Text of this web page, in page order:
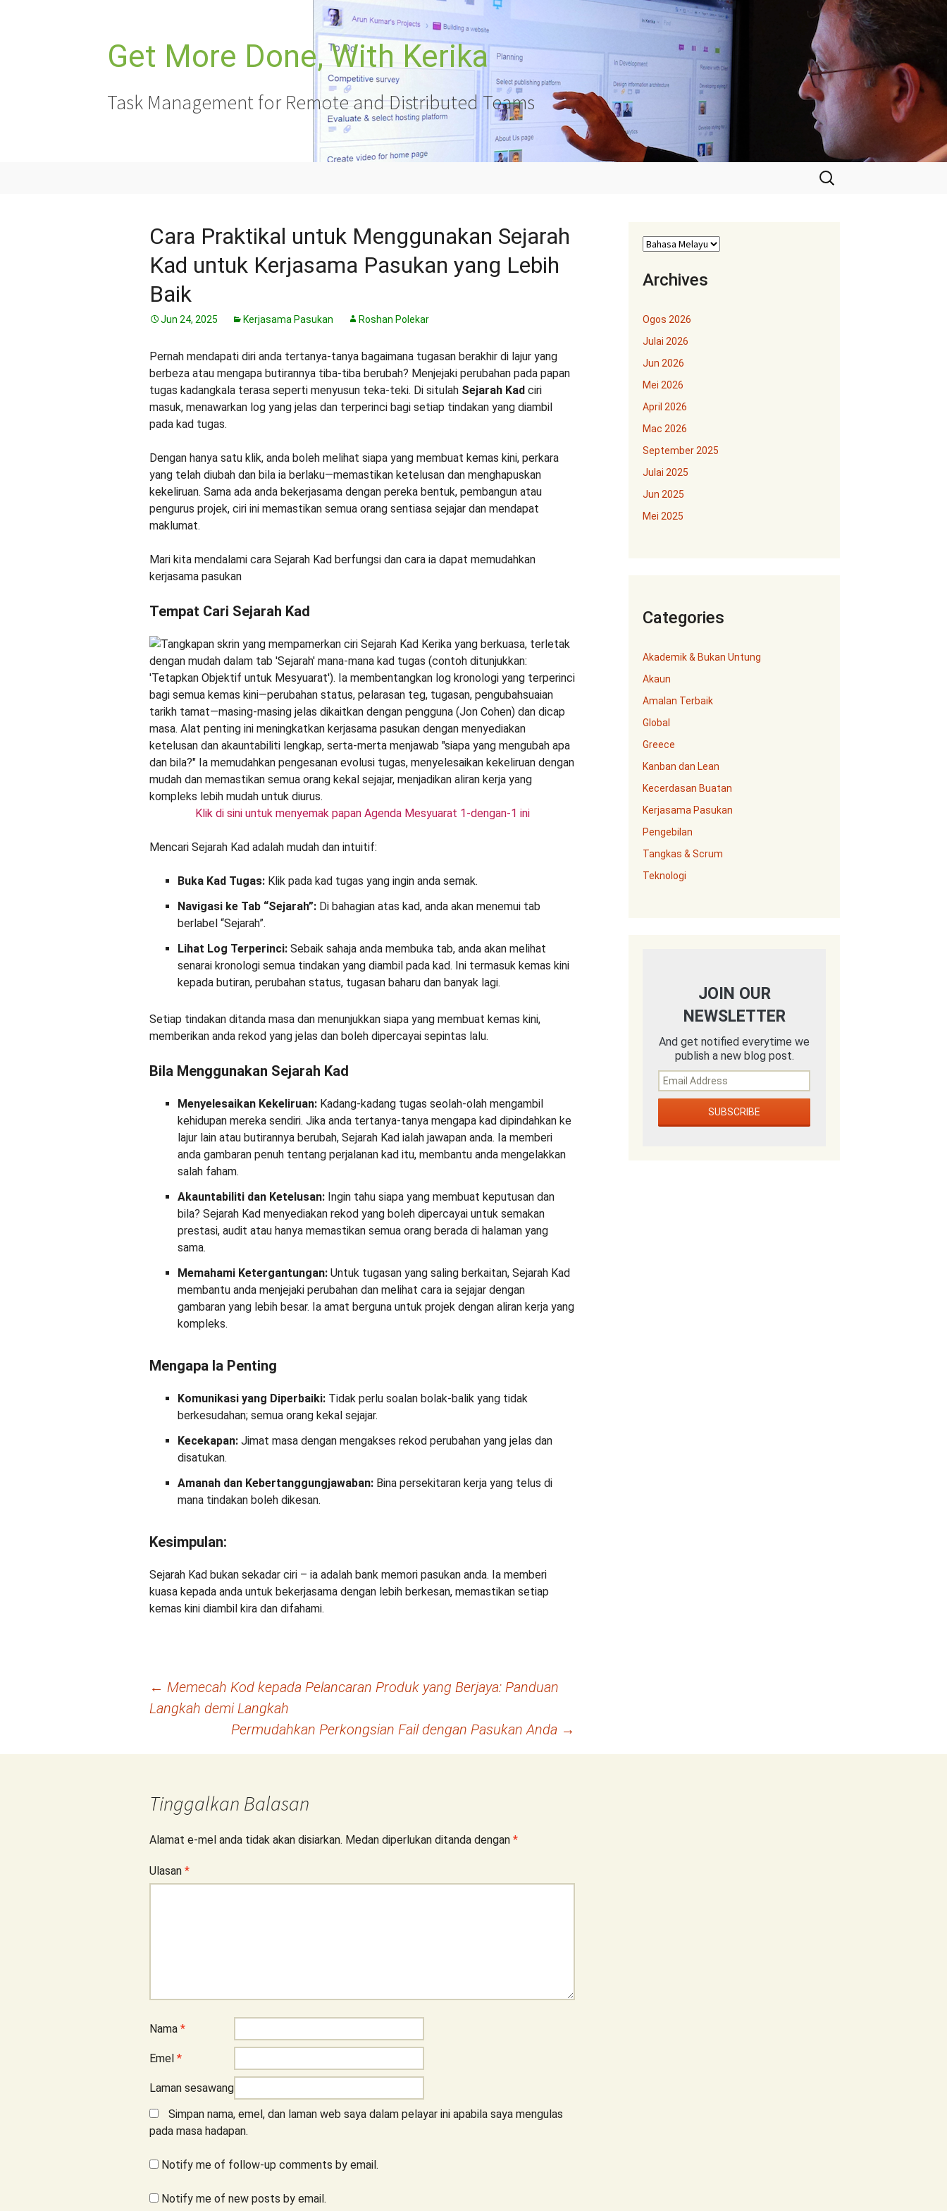
Get More Done, With Kerika
Task Management for Remote and Distributed Teams
Cari:
Cara Praktikal untuk Menggunakan Sejarah
Kad untuk Kerjasama Pasukan yang Lebih
Baik
Jun 24, 2025 Kerjasama Pasukan Roshan Polekar
Pernah mendapati diri anda tertanya-tanya bagaimana tugasan berakhir di lajur yang
berbeza atau mengapa butirannya tiba-tiba berubah? Menjejaki perubahan pada papan
tugas kadangkala terasa seperti menyusun teka-teki. Di situlah Sejarah Kad ciri
masuk, menawarkan log yang jelas dan terperinci bagi setiap tindakan yang diambil
pada kad tugas.
Dengan hanya satu klik, anda boleh melihat siapa yang membuat kemas kini, perkara
yang telah diubah dan bila ia berlaku—memastikan ketelusan dan menghapuskan
kekeliruan. Sama ada anda bekerjasama dengan pereka bentuk, pembangun atau
pengurus projek, ciri ini memastikan semua orang sentiasa sejajar dan mendapat
maklumat.
Mari kita mendalami cara Sejarah Kad berfungsi dan cara ia dapat memudahkan
kerjasama pasukan
Tempat Cari Sejarah Kad
Klik di sini untuk menyemak papan Agenda Mesyuarat 1-dengan-1 ini
Mencari Sejarah Kad adalah mudah dan intuitif:
Buka Kad Tugas: Klik pada kad tugas yang ingin anda semak.
Navigasi ke Tab “Sejarah”: Di bahagian atas kad, anda akan menemui tab
berlabel “Sejarah”.
Lihat Log Terperinci: Sebaik sahaja anda membuka tab, anda akan melihat
senarai kronologi semua tindakan yang diambil pada kad. Ini termasuk kemas kini
kepada butiran, perubahan status, tugasan baharu dan banyak lagi.
Setiap tindakan ditanda masa dan menunjukkan siapa yang membuat kemas kini,
memberikan anda rekod yang jelas dan boleh dipercayai sepintas lalu.
Bila Menggunakan Sejarah Kad
Menyelesaikan Kekeliruan: Kadang-kadang tugas seolah-olah mengambil
kehidupan mereka sendiri. Jika anda tertanya-tanya mengapa kad dipindahkan ke
lajur lain atau butirannya berubah, Sejarah Kad ialah jawapan anda. Ia memberi
anda gambaran penuh tentang perjalanan kad itu, membantu anda mengelakkan
salah faham.
Akauntabiliti dan Ketelusan: Ingin tahu siapa yang membuat keputusan dan
bila? Sejarah Kad menyediakan rekod yang boleh dipercayai untuk semakan
prestasi, audit atau hanya memastikan semua orang berada di halaman yang
sama.
Memahami Ketergantungan: Untuk tugasan yang saling berkaitan, Sejarah Kad
membantu anda menjejaki perubahan dan melihat cara ia sejajar dengan
gambaran yang lebih besar. Ia amat berguna untuk projek dengan aliran kerja yang
kompleks.
Mengapa Ia Penting
Komunikasi yang Diperbaiki: Tidak perlu soalan bolak-balik yang tidak
berkesudahan; semua orang kekal sejajar.
Kecekapan: Jimat masa dengan mengakses rekod perubahan yang jelas dan
disatukan.
Amanah dan Kebertanggungjawaban: Bina persekitaran kerja yang telus di
mana tindakan boleh dikesan.
Kesimpulan:
Sejarah Kad bukan sekadar ciri – ia adalah bank memori pasukan anda. Ia memberi
kuasa kepada anda untuk bekerjasama dengan lebih berkesan, memastikan setiap
kemas kini diambil kira dan difahami.
← Memecah Kod kepada Pelancaran Produk yang Berjaya: Panduan
Langkah demi Langkah
Permudahkan Perkongsian Fail dengan Pasukan Anda →
Tinggalkan Balasan
Alamat e-mel anda tidak akan disiarkan. Medan diperlukan ditanda dengan *
Ulasan *
Nama *
Emel *
Laman sesawang
Simpan nama, emel, dan laman web saya dalam pelayar ini apabila saya mengulas
pada masa hadapan.
Notify me of follow-up comments by email.
Notify me of new posts by email.
Archives
Ogos 2026
Julai 2026
Jun 2026
Mei 2026
April 2026
Mac 2026
September 2025
Julai 2025
Jun 2025
Mei 2025
Categories
Akademik & Bukan Untung
Akaun
Amalan Terbaik
Global
Greece
Kanban dan Lean
Kecerdasan Buatan
Kerjasama Pasukan
Pengebilan
Tangkas & Scrum
Teknologi
JOIN OUR
NEWSLETTER
And get notified everytime we
publish a new blog post.